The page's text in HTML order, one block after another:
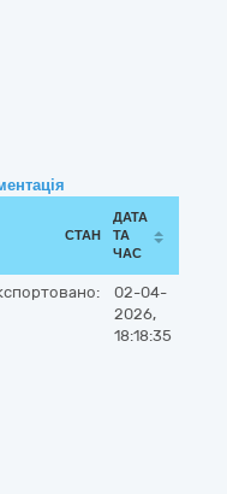
СТАН
ДАТА
ТА
ЧАС
02-04-
2026,
18:18:35